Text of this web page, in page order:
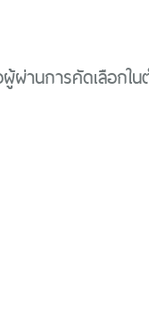
ผ่านการคัดเลือกใ